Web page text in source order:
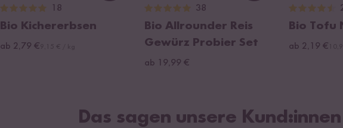
18
Bio Kichererbsen
ab 2,79 €
38
Bio Allrounder Reis
Gewürz Probier Set
ab 19,99 €
Bio Tofu
ab 2,19 €
Das sagen unsere Kund:innen